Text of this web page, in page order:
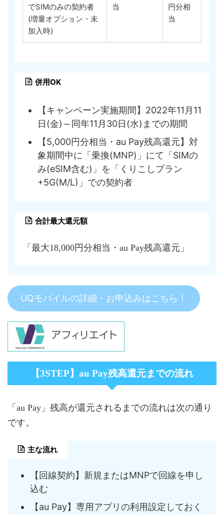
でSIMのみの契約者
(増量オプション・未
加入時)
当
円分相
当
併用OK
【キャンペーン実施期間】2022年11月11
日(金)～同年11月30日(水)までの期間
【5,000円分相当・au Pay残高還元】対
象期間中に「乗換(MNP)」にて「SIMの
み(eSIM含む)」を「くりこしプラン
+5G(M/L)」での契約者
合計最大還元額
「最大18,000円分相当・au Pay残高還元」
UQモバイルの詳細・お申込みはこちら！
【3STEP】au Pay残高還元までの流れ
「au Pay」残高が還元されるまでの流れは次の通り
です。
主な流れ
【回線契約】新規またはMNPで回線を申し
込む
【au Pay】専用アプリの利用設定しておく